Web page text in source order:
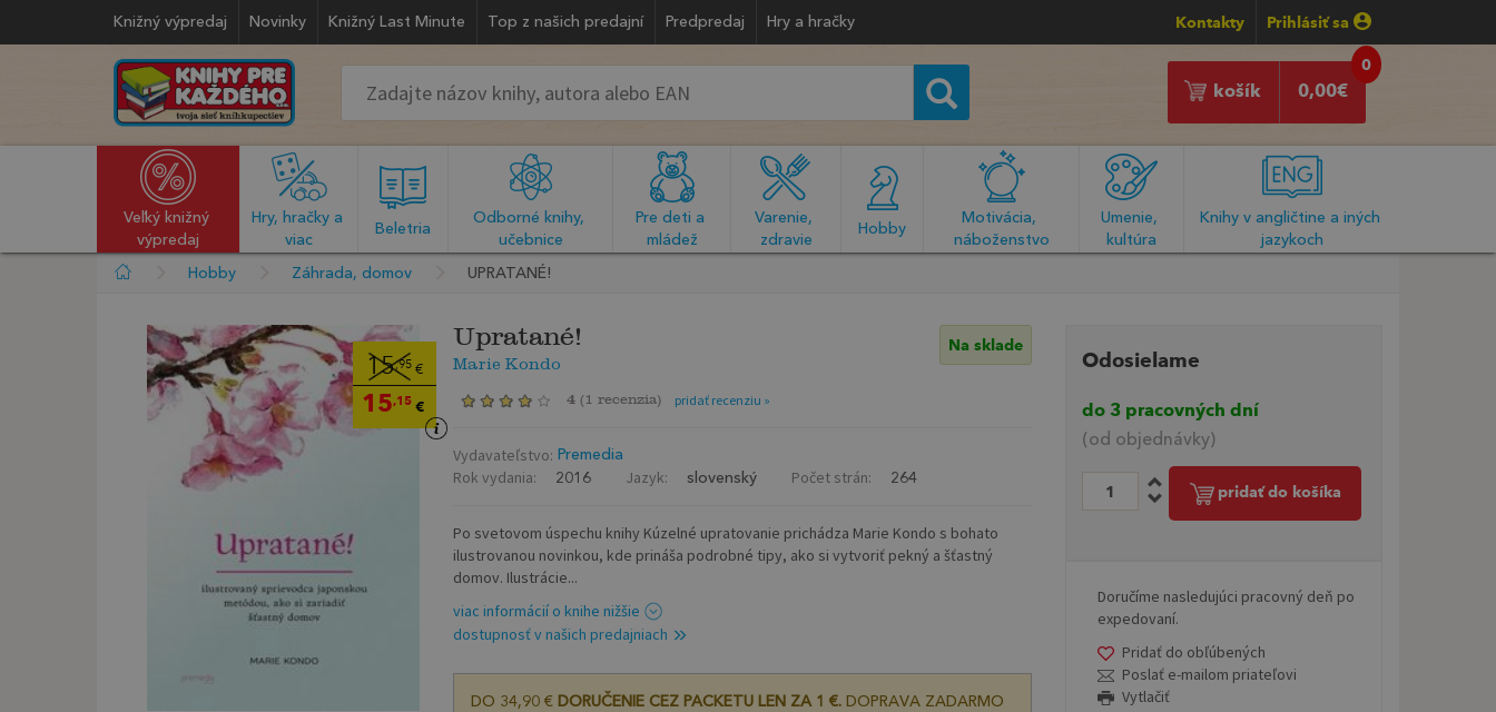
Knižný výpredaj Novinky Knižný Last Minute Top z našich predajní Predpredaj Hry a hračky Kontakty Prihlásiť sa
0
0,00€
košík
Veľký knižný
výpredaj
Hry, hračky a
viac
Beletria
Odborné knihy,
učebnice
Pre deti a
mládež
Varenie,
zdravie
Hobby
Motivácia,
náboženstvo
Umenie,
kultúra
Knihy v angličtine a iných
jazykoch
Hobby Záhrada, domov UPRATANÉ!
15,95 €
15,15 €
Upratané!
Marie Kondo
Na sklade
4 ( 1 recenzia) pridať recenziu »
Vydavateľstvo: Premedia
Rok vydania: 2016 Jazyk: slovenský Počet strán: 264
Po svetovom úspechu knihy Kúzelné upratovanie prichádza Marie Kondo s bohato
ilustrovanou novinkou, kde prináša podrobné tipy, ako si vytvoriť pekný a šťastný
domov. Ilustrácie...
viac informácií o knihe nižšie
dostupnosť v našich predajniach
DO 34,90 € DORUČENIE CEZ PACKETU LEN ZA 1 €.DOPRAVA ZADARMO
Odosielame
do 3 pracovných dní
(od objednávky)
pridať do košíka
Doručíme nasledujúci pracovný deň po
expedovaní.
Pridať do obľúbených
Poslať e-mailom priateľovi
Vytlačiť